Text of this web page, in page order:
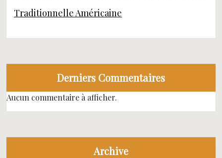
Traditionnelle Américaine
Derniers Commentaires
Aucun commentaire à afficher.
Archive